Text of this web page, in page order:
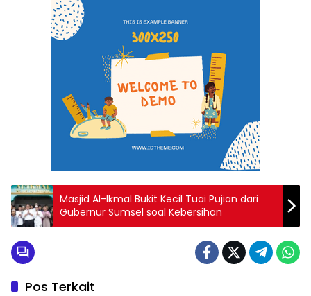
Masjid Al-Ikmal Bukit Kecil Tuai Pujian dari
Gubernur Sumsel soal Kebersihan
Pos Terkait